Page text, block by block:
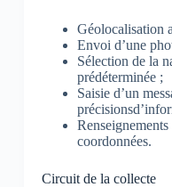
Géolocalisation
Envoi d’une
Sélection de la
prédéterminée ;
Saisie d’un
coordonnées.
Circuit de la collecte